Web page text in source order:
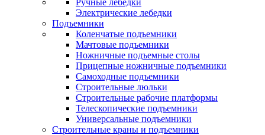
Ручные лебедки
Электрические лебедки
Подъемники
Коленчатые подъемники
Мачтовые подъемники
Ножничные подъемные столы
Прицепные ножничные подъемники
Самоходные подъемники
Строительные люльки
Строительные рабочие платформы
Телескопические подъемники
Универсальные подъемники
Строительные краны и подъемники